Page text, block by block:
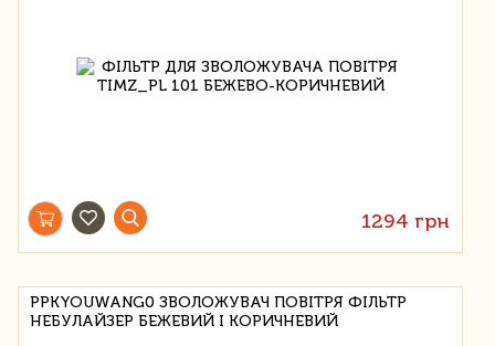
1294 грн
PPKYOUWANG0 ЗВОЛОЖУВАЧ ПОВІТРЯ ФІЛЬТР
НЕБУЛАЙЗЕР БЕЖЕВИЙ І КОРИЧНЕВИЙ